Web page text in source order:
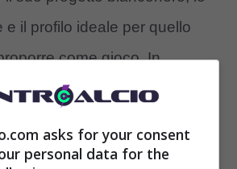
e il profilo ideale per quello
come gioco. In
con Spalleti ct non
il suo era un caso quasi
asks for your consent
personal data for the